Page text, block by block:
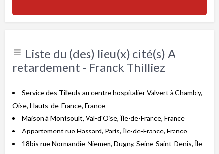
Liste du (des) lieu(x) cité(s) A
retardement - Franck Thilliez
Service des Tilleuls au centre hospitalier Valvert à Chambly,
Oise, Hauts-de-France, France
Maison à Montsoult, Val-d'Oise, Île-de-France, France
Appartement rue Hassard, Paris, Île-de-France, France
18bis rue Normandie-Niemen, Dugny, Seine-Saint-Denis, Île-